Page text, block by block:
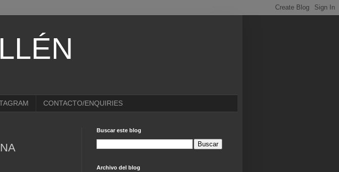
CONTACTO/ENQUIRIES
Buscar este blog
Archivo del blog